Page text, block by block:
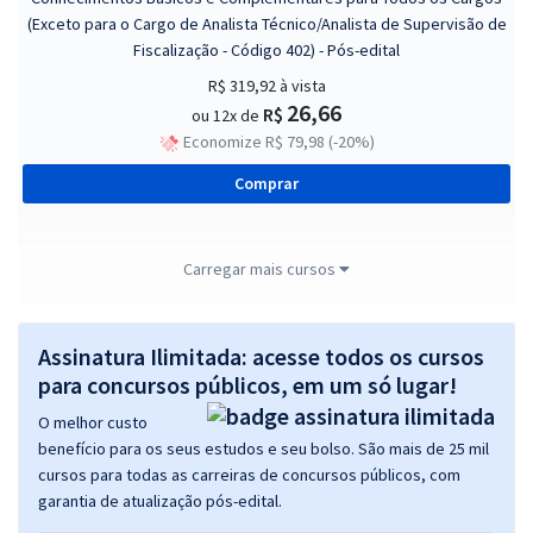
(Exceto para o Cargo de Analista Técnico/Analista de Supervisão de
Fiscalização - Código 402) - Pós-edital
R$ 319,92à vista
ou 12x de R$ 26,66
Economize R$ 79,98 (-20%)
Comprar
Técnico/Analista em Gestão de Pessoas (Código 401) - Pós-edital
R$ 399,92à vista
ou 12x deR$ 33,33
Economize R$ 99,98 (-20%)
Comprar
Carregar mais cursos
Assinatura Ilimitada: acesse todos os cursos
para concursos públicos, em um só lugar!
O melhor custo
benefício para os seus estudos e seu bolso. São mais de 25 mil
cursos para todas as carreiras de concursos públicos, com
garantia de atualização pós-edital.